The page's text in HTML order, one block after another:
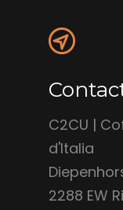
C2CU |
d'Italia
2288 EW